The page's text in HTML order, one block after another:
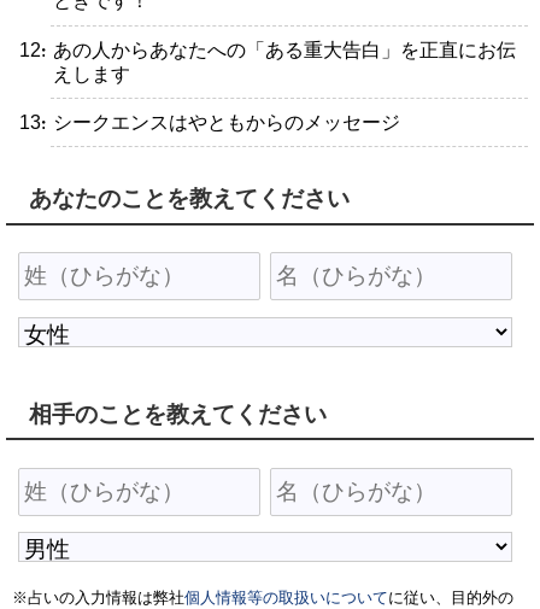
・あの人からあなたへの「ある重大告白」を正直にお伝
えします
・シークエンスはやともからのメッセージ
あなたのことを教えてください
相手のことを教えてください
※占いの入力情報は弊社個人情報等の取扱いについてに従い、目的外の